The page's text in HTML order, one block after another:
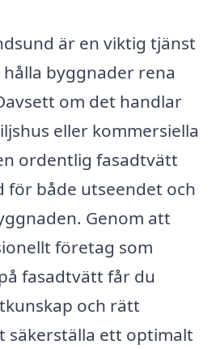
är en viktig tjänst
byggnader rena
om det handlar
eller kommersiella
ordentlig fasadtvätt
för både utseendet och
Genom att
företag som
fasadtvätt får du
och rätt
ett optimalt